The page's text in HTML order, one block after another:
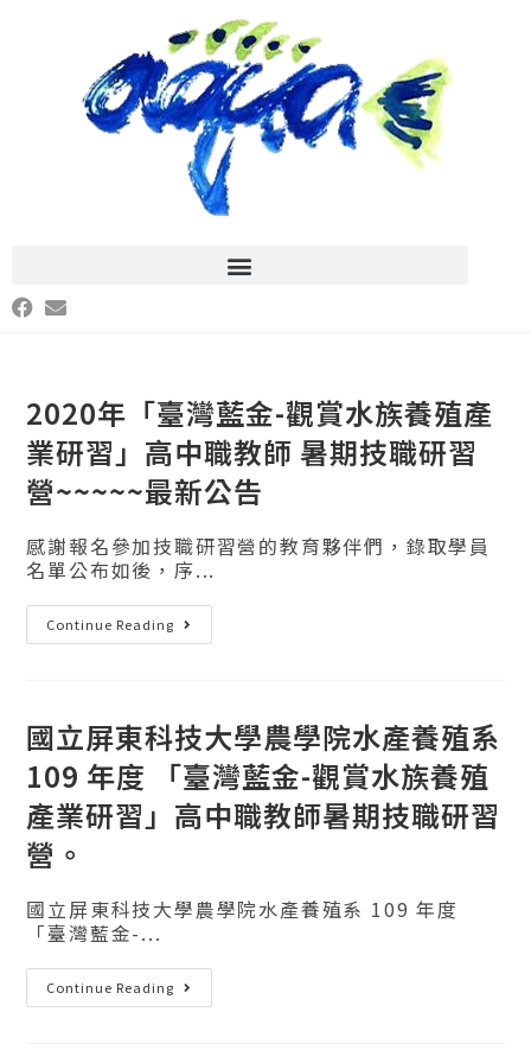
2020年「臺灣藍金-觀賞水族養殖產
業研習」高中職教師 暑期技職研習
營~~~~~最新公告
感謝報名參加技職研習營的教育夥伴們，錄取學員
名單公布如後，序...
Continue Reading
國立屏東科技大學農學院水產養殖系
109 年度 「臺灣藍金-觀賞水族養殖
產業研習」高中職教師暑期技職研習
營。
國立屏東科技大學農學院水產養殖系 109 年度
「臺灣藍金-...
Continue Reading